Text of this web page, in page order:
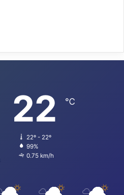
22 ℃
22º - 22º
99%
0.75 km/h